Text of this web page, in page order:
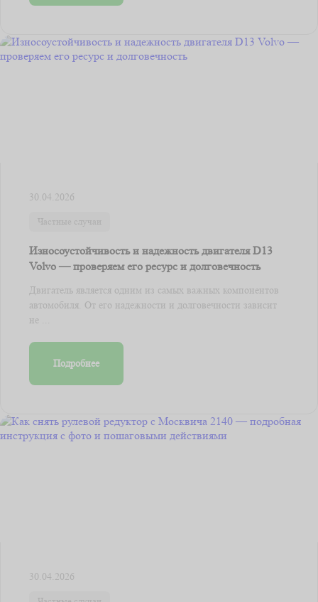
30.04.2026
Частные случаи
Износоустойчивость и надежность двигателя D13
Volvo — проверяем его ресурс и долговечность
Двигатель является одним из самых важных компонентов
автомобиля. От его надежности и долговечности зависит
не ...
Подробнее
30.04.2026